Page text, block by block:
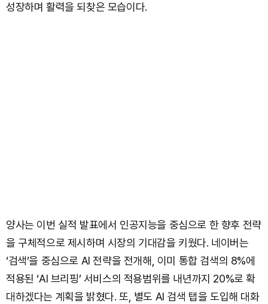
성장하며 활력을 되찾은 모습이다.
양사는 이번 실적 발표에서 인공지능을 중심으로 한 향후 전략
을 구체적으로 제시하며 시장의 기대감을 키웠다. 네이버는
‘검색’을 중심으로 AI 전략을 전개해, 이미 통합 검색의 8%에
적용된 ‘AI 브리핑’ 서비스의 적용범위를 내년까지 20%로 확
대하겠다는 계획을 밝혔다. 또, 별도 AI 검색 탭을 도입해 대화